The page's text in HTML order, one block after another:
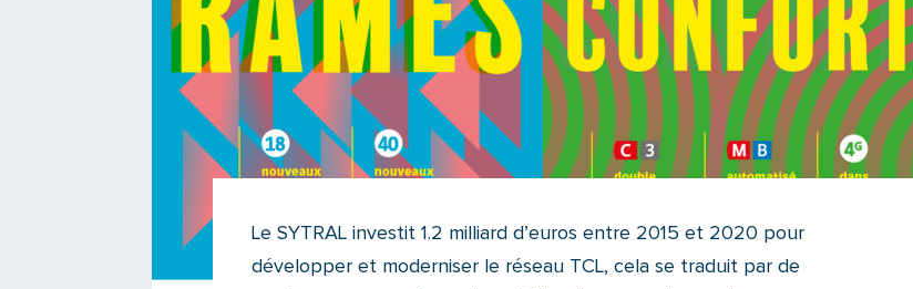
Le SYTRAL investit 1.2 milliard d’euros entre 2015 et 2020 pour
développer et moderniser le réseau TCL, cela se traduit par de